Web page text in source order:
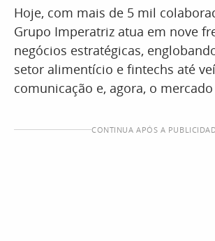
Hoje, com mais de 5 mil
Grupo Imperatriz atua em nove
negócios estratégicas,
setor alimentício e fintechs até
comunicação e, agora, o
CONTINUA APÓS A